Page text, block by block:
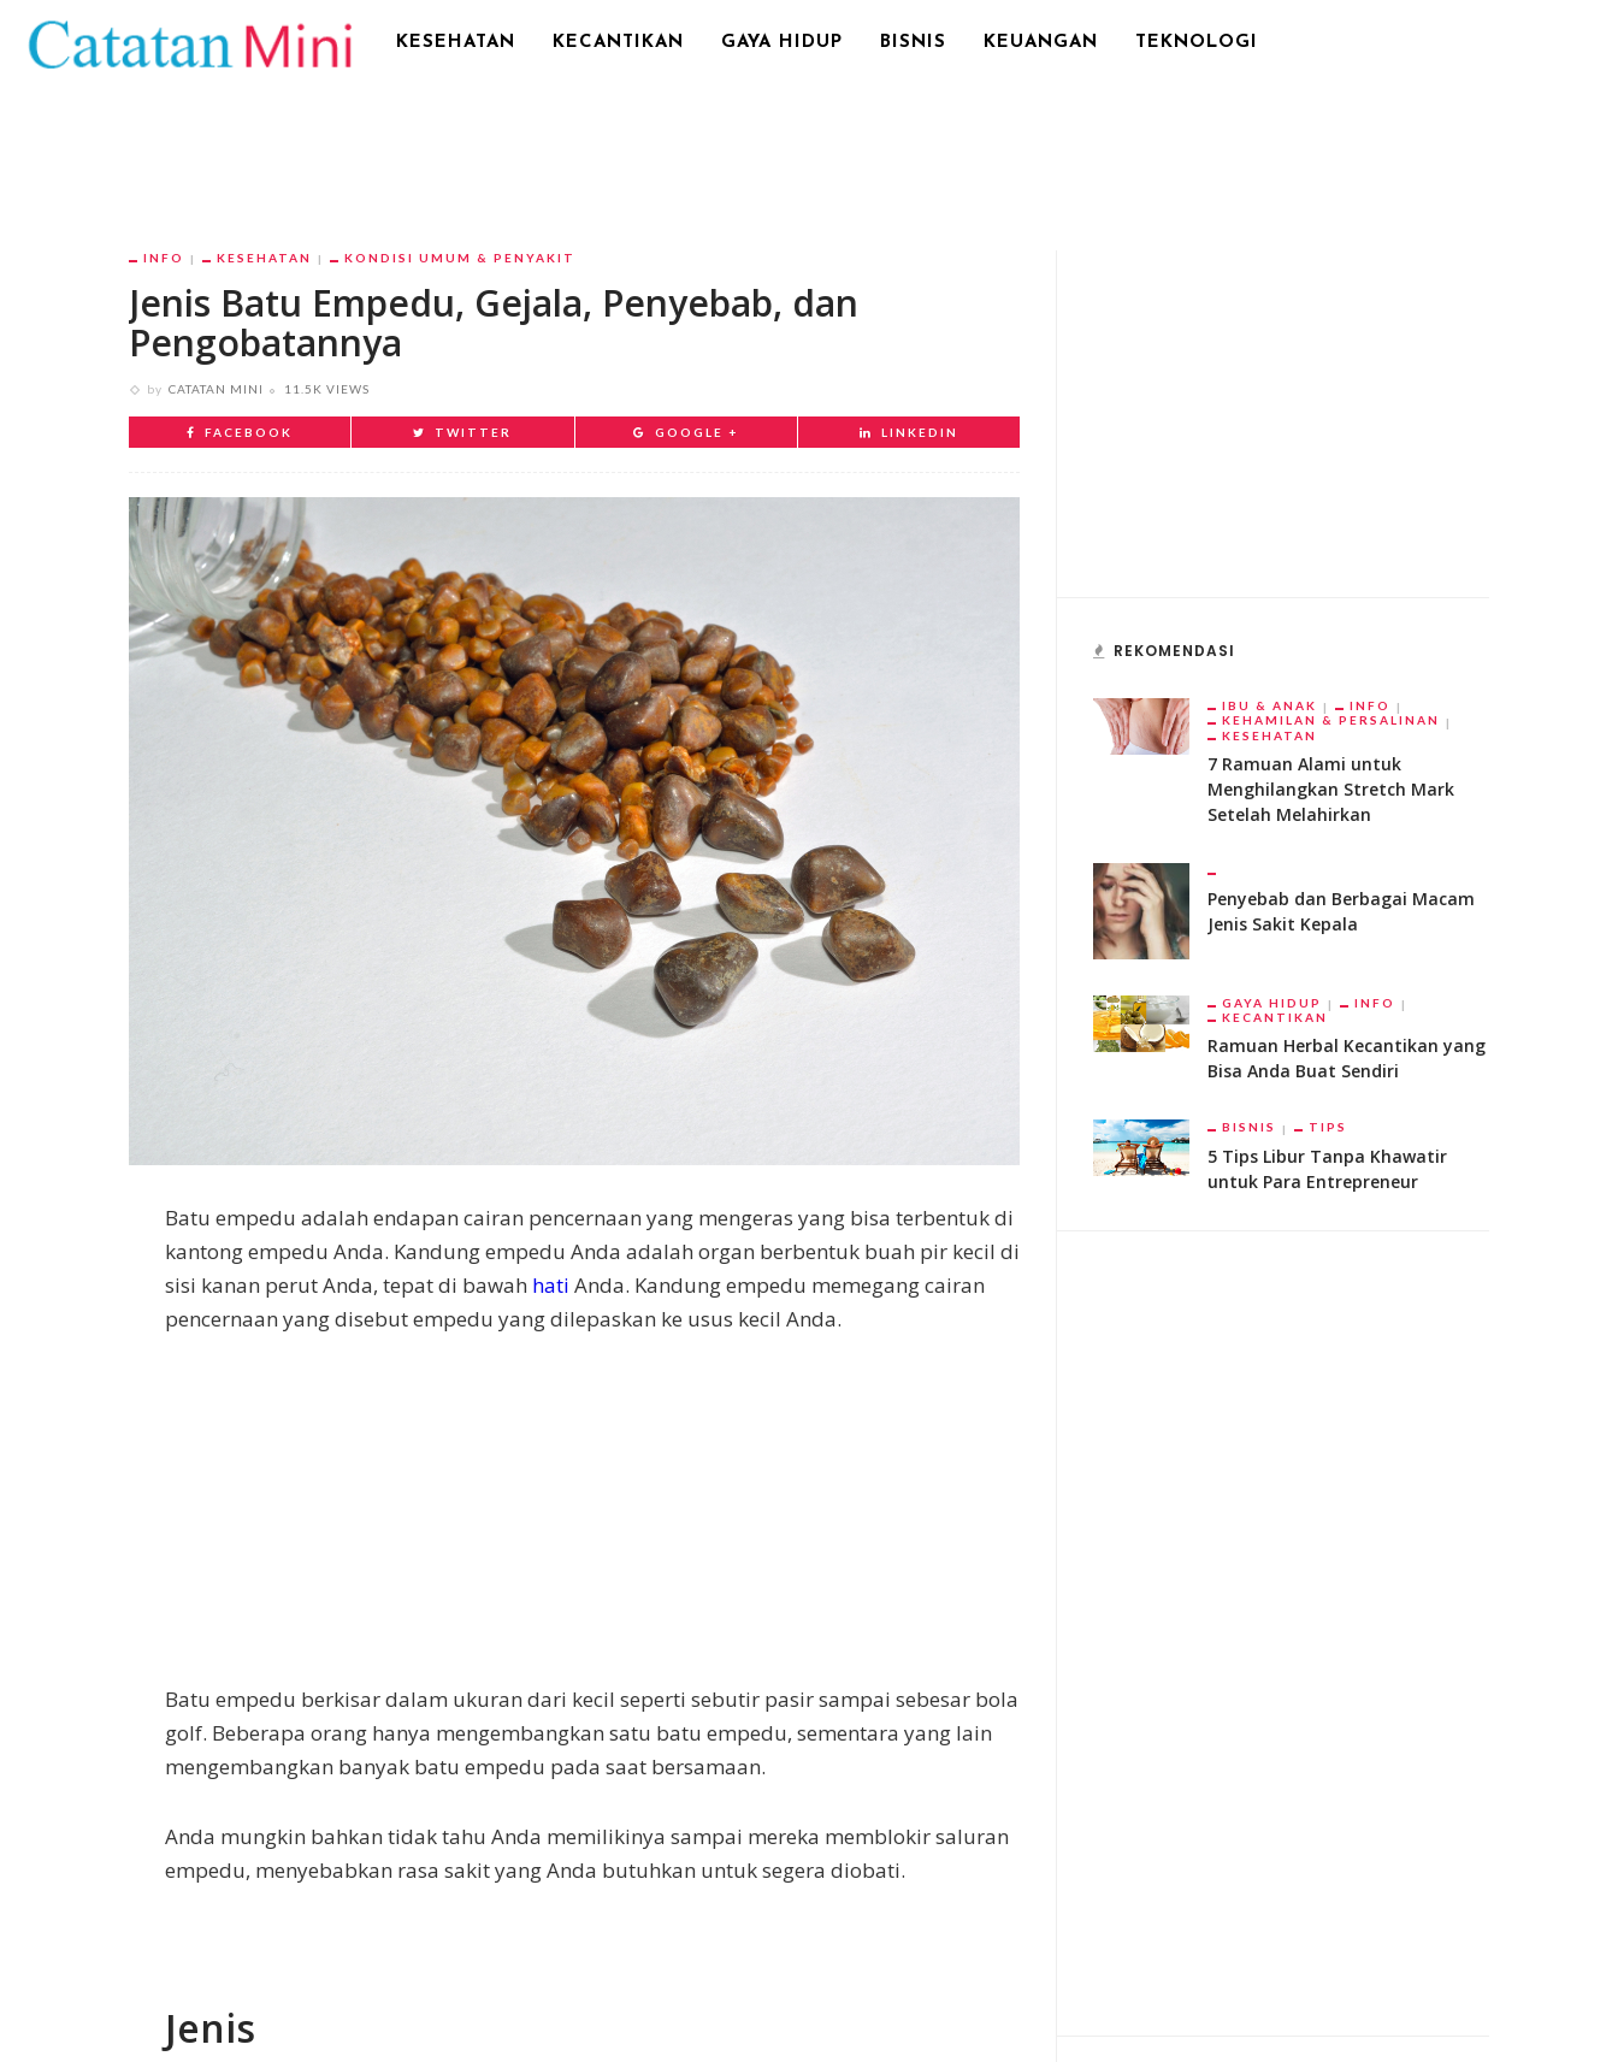
KESEHATAN KECANTIKAN GAYA HIDUP BISNIS KEUANGAN TEKNOLOGI
INFO KESEHATAN KONDISI UMUM & PENYAKIT
Jenis Batu Empedu, Gejala, Penyebab, dan
Pengobatannya
by CATATAN MINI 11.5K VIEWS
FACEBOOK TWITTER GOOGLE + LINKEDIN
Batu empedu adalah endapan cairan pencernaan yang mengeras yang bisa terbentuk di
kantong empedu Anda. Kandung empedu Anda adalah organ berbentuk buah pir kecil di
sisi kanan perut Anda, tepat di bawah hati Anda. Kandung empedu memegang cairan
pencernaan yang disebut empedu yang dilepaskan ke usus kecil Anda.
Batu empedu berkisar dalam ukuran dari kecil seperti sebutir pasir sampai sebesar bola
golf. Beberapa orang hanya mengembangkan satu batu empedu, sementara yang lain
mengembangkan banyak batu empedu pada saat bersamaan.
Anda mungkin bahkan tidak tahu Anda memilikinya sampai mereka memblokir saluran
empedu, menyebabkan rasa sakit yang Anda butuhkan untuk segera diobati.
Jenis
REKOMENDASI
IBU & ANAK
INFO
KEHAMILAN & PERSALINAN
KESEHATAN
7 Ramuan Alami untuk
Menghilangkan Stretch Mark
Setelah Melahirkan
Penyebab dan Berbagai Macam
Jenis Sakit Kepala
GAYA HIDUP
INFO
KECANTIKAN
Ramuan Herbal Kecantikan yang
Bisa Anda Buat Sendiri
BISNIS TIPS
5 Tips Libur Tanpa Khawatir
untuk Para Entrepreneur